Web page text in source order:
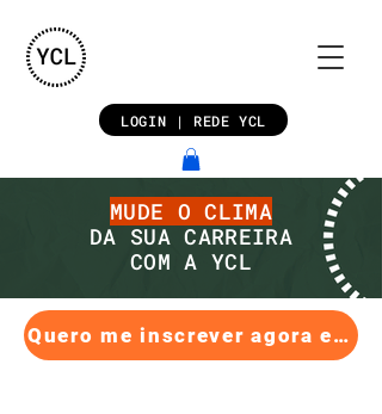
LOGIN | REDE YCL
MUDE O CLIMA
DA SUA CARREIRA
COM A YCL
Quero me inscrever agora e aproveitar o preço promocional!